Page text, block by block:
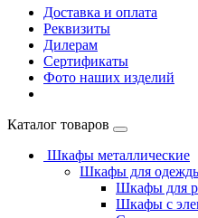
Доставка и оплата
Реквизиты
Дилерам
Сертификаты
Фото наших изделий
Каталог товаров
Шкафы металлические
Шкафы для
Шкафы для
Шкафы с